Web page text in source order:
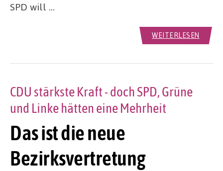
SPD will …
WEITERLESEN
Das ist die neue
Bezirksvertretung
CDU stärkste Kraft - doch SPD, Grüne
und Linke hätten eine Mehrheit